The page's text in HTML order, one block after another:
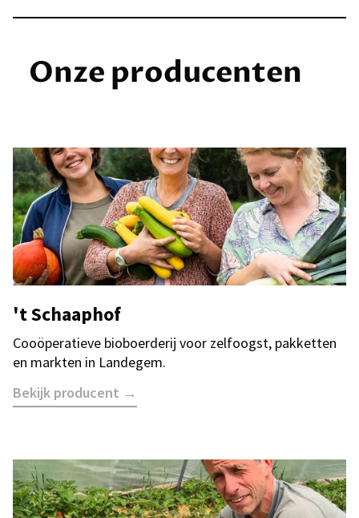
Onze producenten
't Schaaphof
Cooöperatieve bioboerderij voor zelfoogst, pakketten
en markten in Landegem.
Bekijk producent →